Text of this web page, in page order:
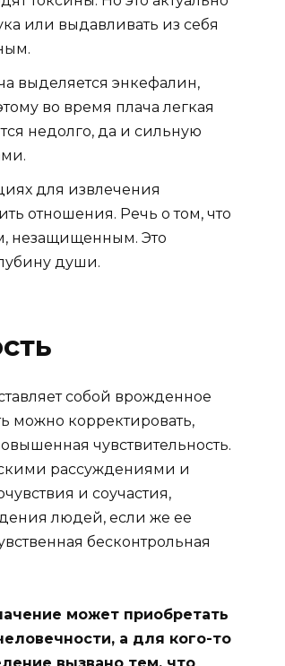
или выдавливать из себя
выделяется энкефалин,
во время плача легкая
недолго, да и сильную
для извлечения
отношения. Речь о том, что
незащищенным. Это
души.
собой врожденное
можно корректировать,
чувствительность.
рассуждениями и
и соучастия,
людей, если же ее
бесконтрольная
может приобретать
а для кого-то